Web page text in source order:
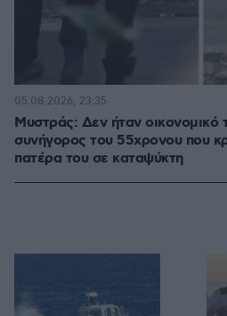
Μυστράς: Δεν ήταν οικονομικό
συνήγορος του 55χρονου που
πατέρα του σε καταψύκτη
05.08.2026, 23:35